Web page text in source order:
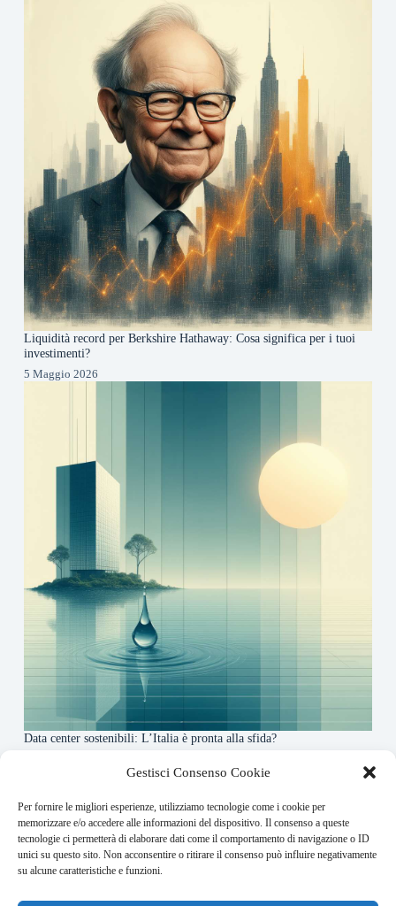
Gestisci Consenso Cookie
Per fornire le migliori esperienze, utilizziamo tecnologie come i cookie per
memorizzare e/o accedere alle informazioni del dispositivo. Il consenso a queste
tecnologie ci permetterà di elaborare dati come il comportamento di navigazione o ID
unici su questo sito. Non acconsentire o ritirare il consenso può influire negativamente
su alcune caratteristiche e funzioni.
Liquidità record per Berkshire Hathaway: Cosa significa per i tuoi
investimenti?
5 Maggio 2026
Data center sostenibili: L’Italia è pronta alla sfida?
About this website
Finance-Bullet.it ogni giorno trova per te le notizie più
rilevanti in ambito finanziario.